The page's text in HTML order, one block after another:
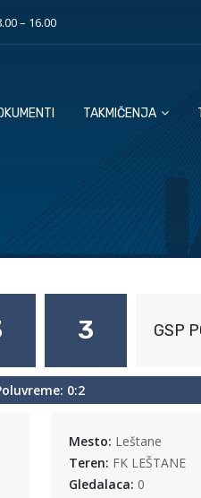
– 16.00
TAKMIČENJA
3 GSP
0:2
Mesto: Leštane
Teren: FK LEŠTANE
Gledalaca: 0